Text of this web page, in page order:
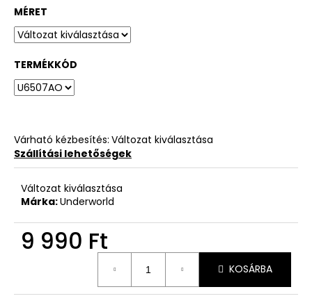
MÉRET
TERMÉKKÓD
Várható kézbesítés: Változat kiválasztása
Szállítási lehetőségek
Változat kiválasztása
Márka:Underworld
9 990 Ft
KOSÁRBA